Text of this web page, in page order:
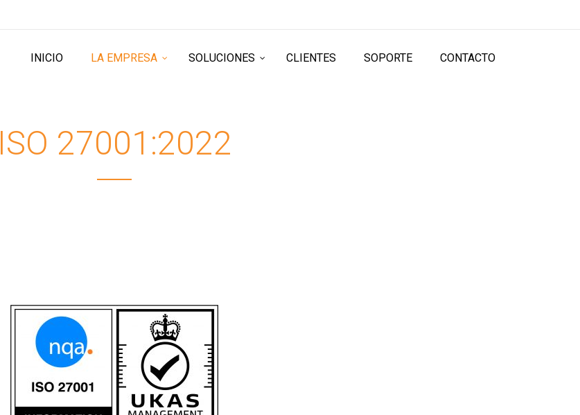
INICIO LA EMPRESA SOLUCIONES CLIENTES SOPORTE CONTACTO
ISO 27001:2022